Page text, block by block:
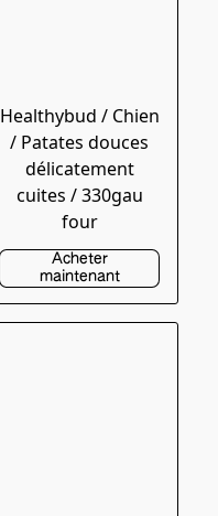
Healthybud / Chien
/ Patates douces
délicatement
cuites / 330gau
four
Acheter
maintenant